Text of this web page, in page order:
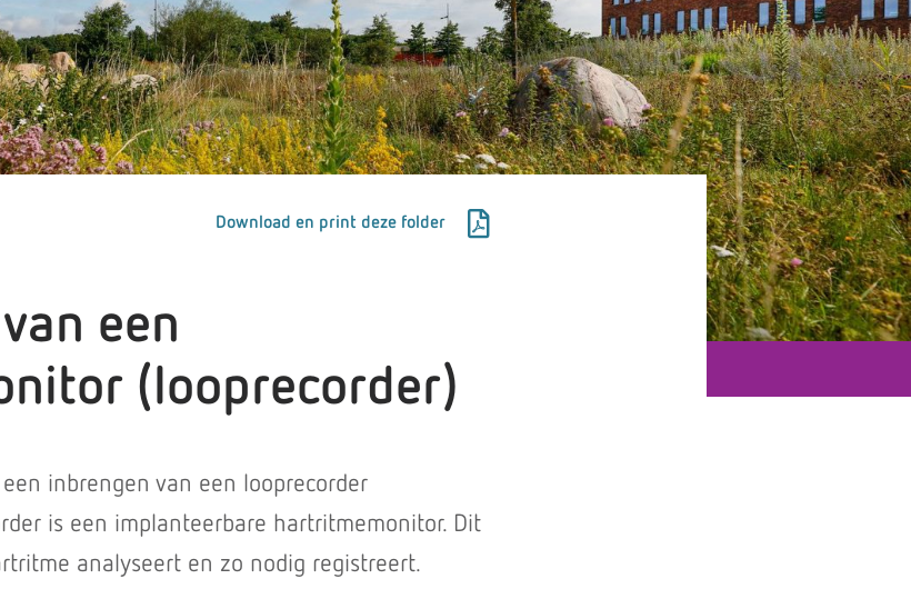
Download en print deze folder
een
(looprecorder)
inbrengen van een looprecorder
is een implanteerbare hartritmemonitor. Dit
analyseert en zo nodig registreert.